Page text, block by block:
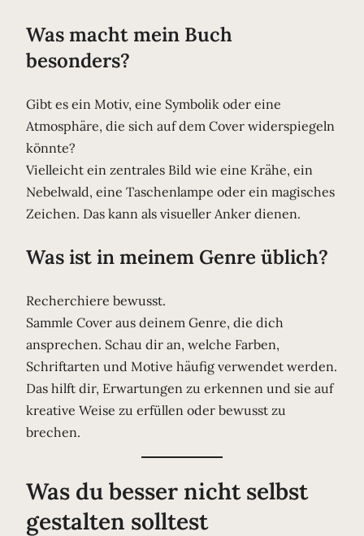
Was macht mein Buch
besonders?
Gibt es ein Motiv, eine Symbolik oder eine
Atmosphäre, die sich auf dem Cover widerspiegeln
könnte?
Vielleicht ein zentrales Bild wie eine Krähe, ein
Nebelwald, eine Taschenlampe oder ein magisches
Zeichen. Das kann als visueller Anker dienen.
Was ist in meinem Genre üblich?
Recherchiere bewusst.
Sammle Cover aus deinem Genre, die dich
ansprechen. Schau dir an, welche Farben,
Schriftarten und Motive häufig verwendet werden.
Das hilft dir, Erwartungen zu erkennen und sie auf
kreative Weise zu erfüllen oder bewusst zu
brechen.
Was du besser nicht selbst
gestalten solltest